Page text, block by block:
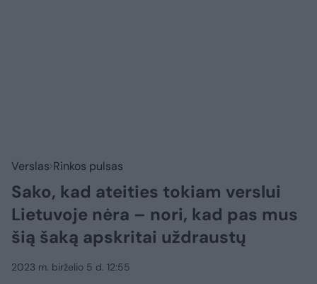
Verslas Rinkos pulsas
Sako, kad ateities tokiam verslui
Lietuvoje nėra – nori, kad pas mus
šią šaką apskritai uždraustų
2023 m. birželio 5 d. 12:55